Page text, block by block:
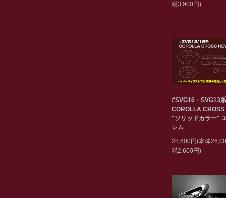
税3,900円)
#SVG16・SVG13系
COROLLA CROSS
"ソリッドカラー"
レム
28,600円(本体
税2,600円)